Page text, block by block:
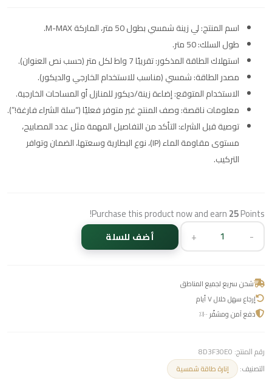
اسم المنتج: لي زينة شمسي بطول 50 متر، الماركة M-MAX.
طول السلك: 50 متر.
استهلاك الطاقة المذكور: تقريبًا 7 واط لكل متر (حسب نص العنوان).
مصدر الطاقة: شمسي (مناسب للاستخدام الخارجي والديكور).
الاستخدام المتوقع: إضاءة زينة/ديكور للمنازل أو المساحات الخارجية.
معلومات ناقصة: وصف المنتج غير متوفر فعليًا (“سلة الشراء فارغة!”).
توصية قبل الشراء: التأكد من التفاصيل المهمة مثل عدد المصابيح،
مستوى مقاومة الماء (IP)، نوع البطارية وسعتها، الضمان وتوافر
التركيب.
Purchase this product now and earn25Points!
-
+ أضف للسلة
شحن سريع لجميع المناطق
إرجاع سهل خلال ٧ أيام
دفع آمن ومشفّر ١٠٠٪
رقم المنتج: 8D3F30E0
التصنيف:
إنارة طاقة شمسية